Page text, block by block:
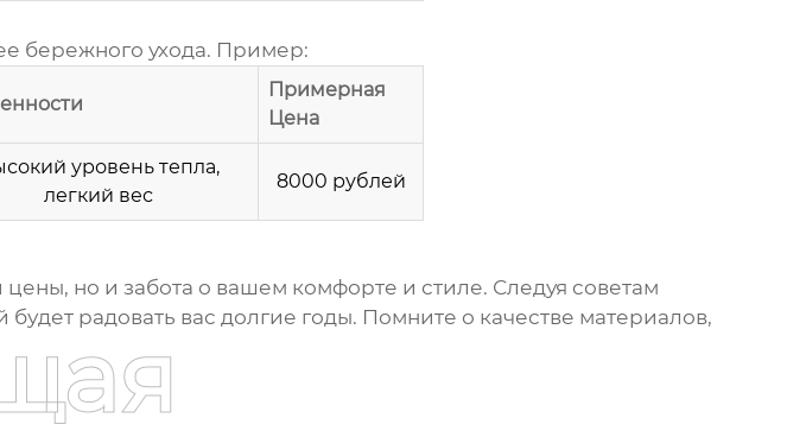
бережного ухода. Пример:
Примерная
Цена
уровень тепла,
легкий вес
8000 рублей
цены, но и забота о вашем комфорте и стиле. Следуя советам
радовать вас долгие годы. Помните о качестве материалов,